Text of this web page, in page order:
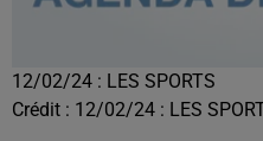
12/02/24 : LES SPORTS
Crédit : 12/02/24 : LES